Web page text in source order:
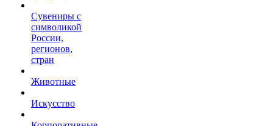
Сувениры с
символикой
России,
регионов,
стран
Животные
Искусство